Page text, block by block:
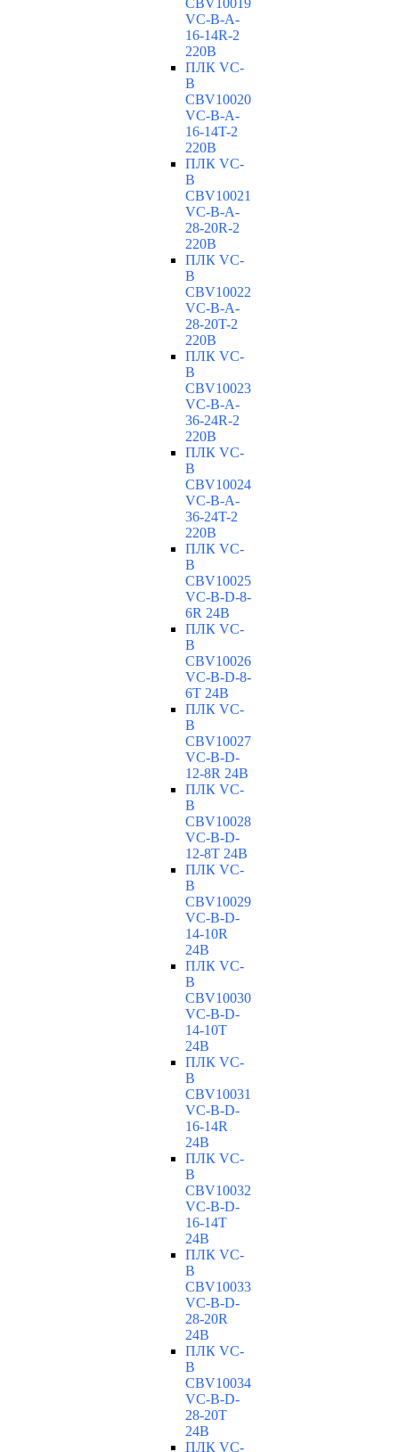
CBV10019
VC-В-A-
16-14R-2
220В
ПЛК VC-
B
CBV10020
VC-В-A-
16-14T-2
220В
ПЛК VC-
B
CBV10021
VC-В-A-
28-20R-2
220В
ПЛК VC-
B
CBV10022
VC-В-A-
28-20T-2
220В
ПЛК VC-
B
CBV10023
VC-В-A-
36-24R-2
220В
ПЛК VC-
B
CBV10024
VC-В-A-
36-24T-2
220В
ПЛК VC-
B
CBV10025
VC-В-D-8-
6R 24В
ПЛК VC-
B
CBV10026
VC-В-D-8-
6T 24В
ПЛК VC-
B
CBV10027
VC-В-D-
12-8R 24В
ПЛК VC-
B
CBV10028
VC-В-D-
12-8T 24В
ПЛК VC-
B
CBV10029
VC-В-D-
14-10R
24В
ПЛК VC-
B
CBV10030
VC-В-D-
14-10T
24В
ПЛК VC-
B
CBV10031
VC-В-D-
16-14R
24В
ПЛК VC-
B
CBV10032
VC-В-D-
16-14T
24В
ПЛК VC-
B
CBV10033
VC-В-D-
28-20R
24В
ПЛК VC-
B
CBV10034
VC-В-D-
28-20T
24В
ПЛК VC-